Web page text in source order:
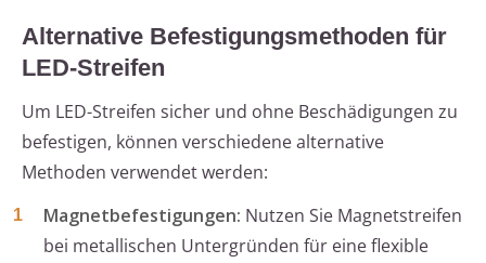
Alternative Befestigungsmethoden für
LED-Streifen
Um LED-Streifen sicher und ohne Beschädigungen zu
befestigen, können verschiedene alternative
Methoden verwendet werden:
Magnetbefestigungen: Nutzen Sie Magnetstreifen
bei metallischen Untergründen für eine flexible